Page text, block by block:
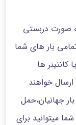
به صورت دربستی
بار های شما
ها
ارسال خواهند
جهانیان،حمل
میتوانید برای